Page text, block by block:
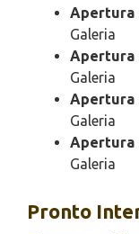
Apertura
Galeria
Apertura
Galeria
Apertura
Galeria
Apertura
Galeria
Pronto